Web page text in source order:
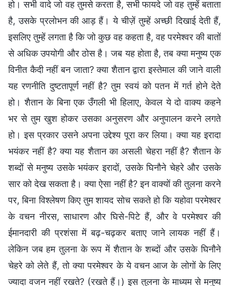
हो। सभी वादे जो वह तुमसे करता है, सभी फायदे जो वह तुम्हें बताता
है, उसके प्रलोभन की आड़ हैं। ये चीज़ें तुम्हें अच्छी दिखाई देती हैं,
इसलिए तुम्हें लगता है कि जो कुछ वह कहता है, वह परमेश्वर की बातों
से अधिक उपयोगी और ठोस है। जब यह होता है, तब क्या मनुष्य एक
विनीत कैदी नहीं बन जाता? क्या शैतान द्वारा इस्तेमाल की जाने वाली
यह रणनीति दुष्टतापूर्ण नहीं है? तुम स्वयं को पतन में गर्त होने देते
हो। शैतान के बिना एक उँगली भी हिलाए, केवल ये दो वाक्य कहने
भर से तुम खुश होकर उसका अनुसरण और अनुपालन करने लगते
हो। इस प्रकार उसने अपना उद्देश्य पूरा कर लिया। क्या यह इरादा
भयंकर नहीं है? क्या यह शैतान का असली चेहरा नहीं है? शैतान के
शब्दों से मनुष्य उसके भयंकर इरादों, उसके घिनौने चेहरे और उसके
सार को देख सकता है। क्या ऐसा नहीं है? इन वाक्यों की तुलना करने
पर, बिना विश्लेषण किए तुम शायद सोच सकते हो कि यहोवा परमेश्वर
के वचन नीरस, साधारण और घिसे-पिटे हैं, और वे परमेश्वर की
ईमानदारी की प्रशंसा में बढ़-चढ़कर बताए जाने लायक नहीं हैं।
लेकिन जब हम तुलना के रूप में शैतान के शब्दों और उसके घिनौने
चेहरे को लेते हैं, तो क्या परमेश्वर के ये वचन आज के लोगों के लिए
ज्यादा वजन नहीं रखते? (रखते हैं।) इस तुलना के माध्यम से मनुष्य